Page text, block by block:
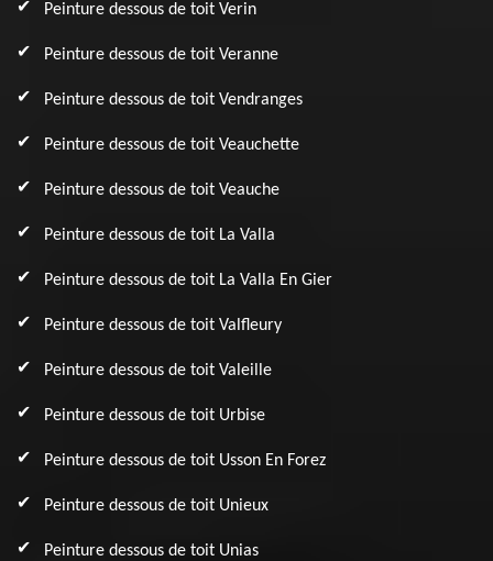
Peinture dessous de toit Verin
Peinture dessous de toit Veranne
Peinture dessous de toit Vendranges
Peinture dessous de toit Veauchette
Peinture dessous de toit Veauche
Peinture dessous de toit La Valla
Peinture dessous de toit La Valla En Gier
Peinture dessous de toit Valfleury
Peinture dessous de toit Valeille
Peinture dessous de toit Urbise
Peinture dessous de toit Usson En Forez
Peinture dessous de toit Unieux
Peinture dessous de toit Unias